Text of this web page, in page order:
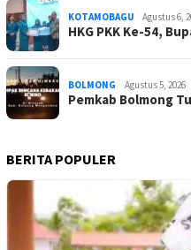
KOTAMOBAGU Agustus 6,
HKG PKK Ke-54,
BOLMONG Agustus 5, 2026
Pemkab Bolmong
BERITA POPULER